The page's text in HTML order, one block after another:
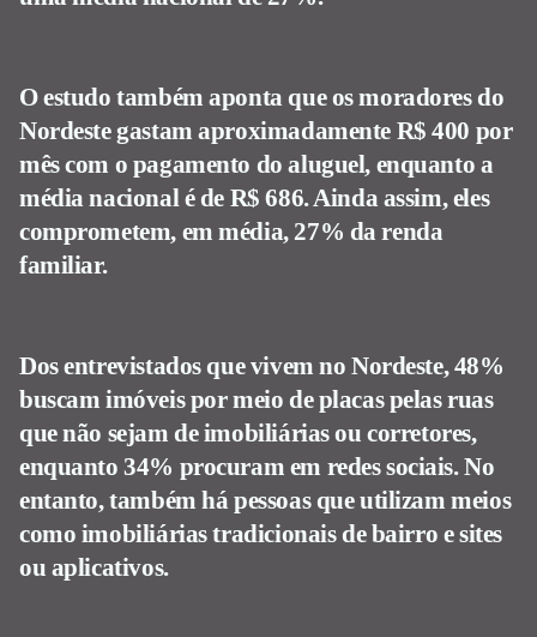
O estudo também aponta que os moradores do
Nordeste gastam aproximadamente R$ 400 por
mês com o pagamento do aluguel, enquanto a
média nacional é de R$ 686. Ainda assim, eles
comprometem, em média, 27% da renda
familiar.
Dos entrevistados que vivem no Nordeste, 48%
buscam imóveis por meio de placas pelas ruas
que não sejam de imobiliárias ou corretores,
enquanto 34% procuram em redes sociais. No
entanto, também há pessoas que utilizam meios
como imobiliárias tradicionais de bairro e sites
ou aplicativos.